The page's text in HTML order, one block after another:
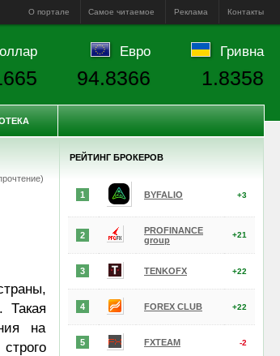
О портале Самое читаемое Реклама Контакты
Такая
на
РЕЙТИНГ БРОКЕРОВ
1 BYFALIO +3
2
PROFINANCE
group
+21
3 TENKOFX +22
4 FOREX CLUB +22
5 FXTEAM -2
Евро
94.8366
Гривна
1.8358